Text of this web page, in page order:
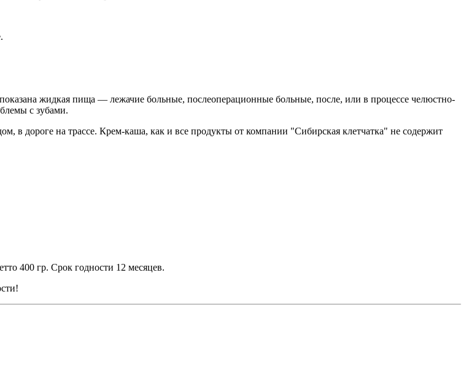
жидкая пища — лежачие больные, послеоперационные больные, после, или в процессе челюстно-
с зубами.
в дороге на трассе. Крем-каша, как и все продукты от компании "Сибирская клетчатка" не содержит
400 гр. Срок годности 12 месяцев.